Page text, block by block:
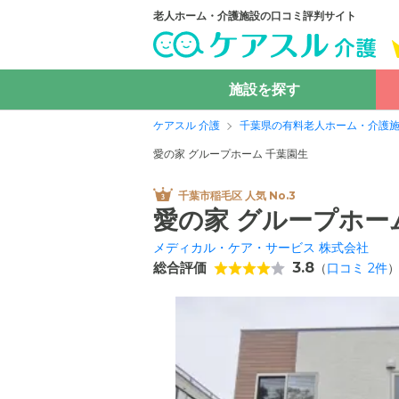
老人ホーム・介護施設の口コミ評判サイト
施設を探す
ケアスル 介護 千葉県の有料老人ホーム・介護
愛の家 グループホーム 千葉園生
千葉市稲毛区 人気 No.3
愛の家 グループホー
メディカル・ケア・サービス 株式会社
総合評価 3.8 （口コミ 2件）